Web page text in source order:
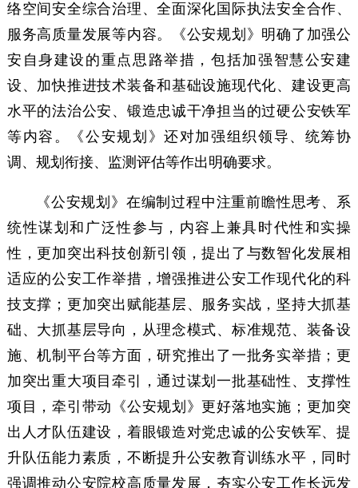
络空间安全综合治理、全面深化国际执法安全合作、
服务高质量发展等内容。《公安规划》明确了加强公
安自身建设的重点思路举措，包括加强智慧公安建
设、加快推进技术装备和基础设施现代化、建设更高
水平的法治公安、锻造忠诚干净担当的过硬公安铁军
等内容。《公安规划》还对加强组织领导、统筹协
调、规划衔接、监测评估等作出明确要求。
《公安规划》在编制过程中注重前瞻性思考、系
统性谋划和广泛性参与，内容上兼具时代性和实操
性，更加突出科技创新引领，提出了与数智化发展相
适应的公安工作举措，增强推进公安工作现代化的科
技支撑；更加突出赋能基层、服务实战，坚持大抓基
础、大抓基层导向，从理念模式、标准规范、装备设
施、机制平台等方面，研究推出了一批务实举措；更
加突出重大项目牵引，通过谋划一批基础性、支撑性
项目，牵引带动《公安规划》更好落地实施；更加突
出人才队伍建设，着眼锻造对党忠诚的公安铁军、提
升队伍能力素质，不断提升公安教育训练水平，同时
强调推动公安院校高质量发展，夯实公安工作长远发